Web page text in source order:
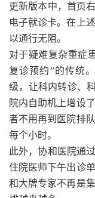
更新版本中，首页
电子就诊卡。在上
以通行无阻。
对于疑难复杂重症
复诊预约”的传统
级，让科内转诊、
院内自助机上增设
者不用再到医院排
每个小时。
此外，协和医院通
住院医师下午出诊
和大牌专家不再是